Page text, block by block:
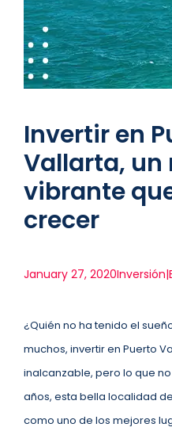
Invertir en
Vallarta, un
vibrante
crecer
January 27, 2020
¿Quién no ha tenido el
muchos, invertir en Puerto
inalcanzable, pero lo que
años, esta bella localidad
como uno de los mejores